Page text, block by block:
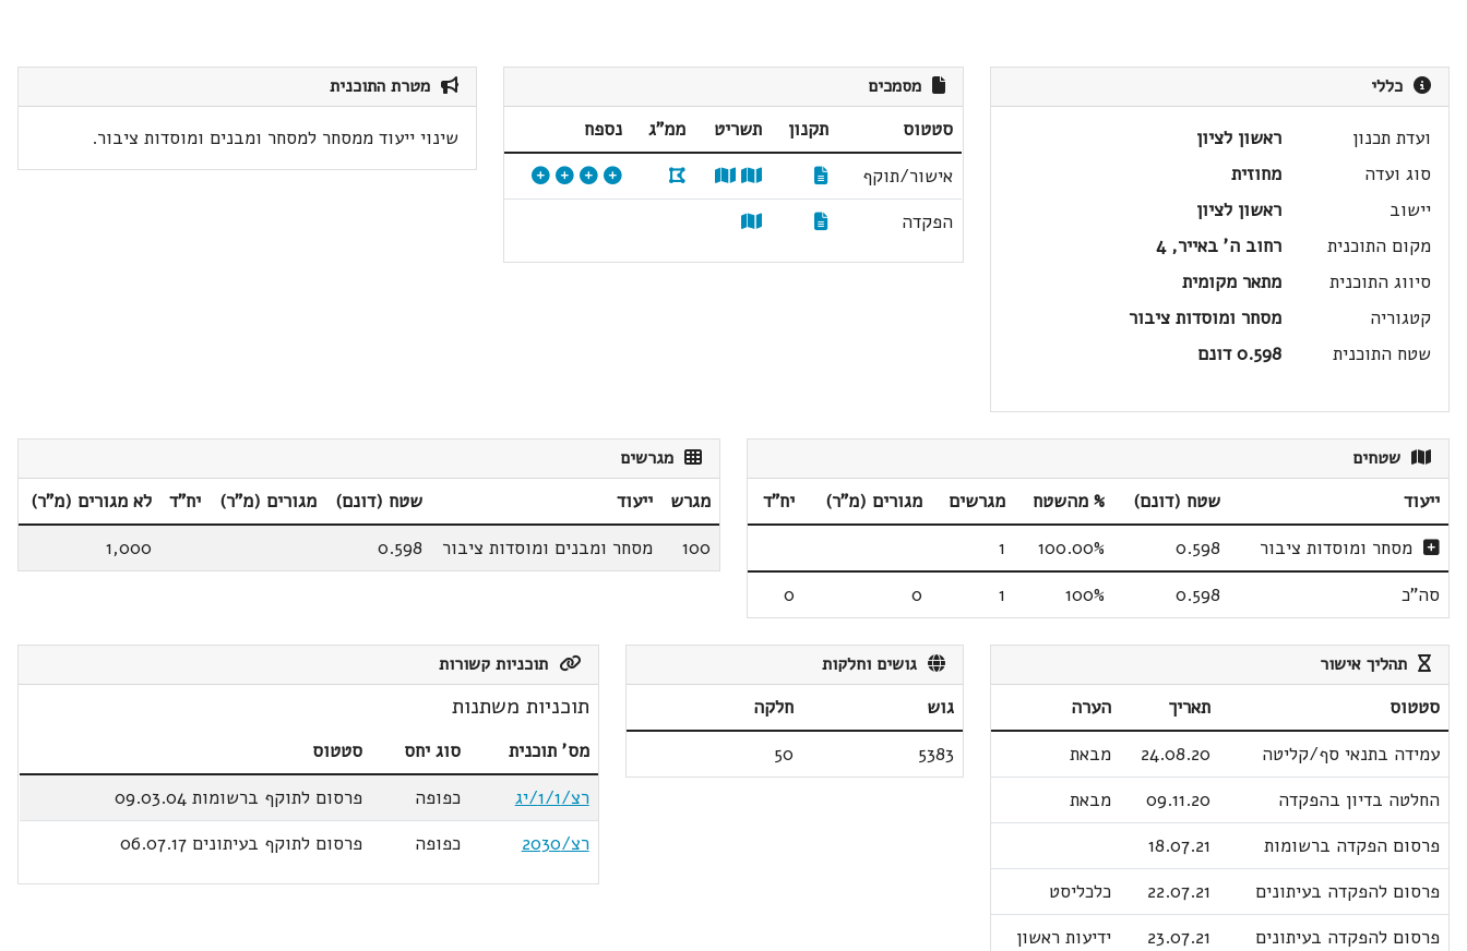
כללי
ועדת תכנון
ראשון לציון
סוג ועדה
מחוזית
יישוב
ראשון לציון
מקום התוכנית
רחוב ה' באייר, 4
סיווג התוכנית
מתאר מקומית
קטגוריה
מסחר ומוסדות ציבור
שטח התוכנית
0.598 דונם
מסמכים
סטטוס תקנון תשריט ממ"ג
נספח
אישור/תוקף
הפקדה
מטרת התוכנית
שינוי ייעוד ממסחר למסחר ומבנים ומוסדות ציבור.
שטחים
ייעוד שטח (דונם) % מהשטח מגרשים מגורים (מ"ר)
יח"ד
מסחר ומוסדות ציבור
0.598
100.00%
1
סה"כ
0.598
100%
1
0
0
מגרשים
מגרש ייעוד שטח (דונם) מגורים (מ"ר) יח"ד
לא מגורים (מ"ר)
100
מסחר ומבנים ומוסדות ציבור 0.598
1,000
תהליך אישור
סטטוס תאריך
הערה
עמידה בתנאי סף/קליטה
24.08.20
מבאת
החלטה בדיון בהפקדה
09.11.20
מבאת
פרסום הפקדה ברשומות
18.07.21
פרסום להפקדה בעיתונים
22.07.21
כלכליסט
פרסום להפקדה בעיתונים
23.07.21
ידיעות ראשון
גושים וחלקות
גוש
חלקה
5383
50
תוכניות קשורות
תוכניות משתנות
מס' תוכנית סוג יחס
סטטוס
רצ/1/1/יג
כפופה
פרסום לתוקף ברשומות 09.03.04
רצ/2030
כפופה פרסום לתוקף בעיתונים 06.07.17